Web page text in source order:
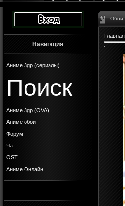
Навигация
Аниме 3gp (сериалы)
Поиск
Аниме 3gp (OVA)
Аниме обои
Форум
Чат
OST
Аниме Онлайн
Обои
Главная